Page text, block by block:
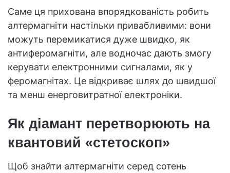
Саме ця прихована впорядкованість робить
алтермагніти настільки привабливими: вони
можуть перемикатися дуже швидко, як
антиферомагніти, але водночас дають змогу
керувати електронними сигналами, як у
феромагнітах. Це відкриває шлях до швидшої
та менш енерговитратної електроніки.
Як діамант перетворюють на
квантовий «стетоскоп»
Щоб знайти алтермагніти серед сотень